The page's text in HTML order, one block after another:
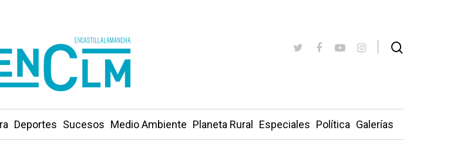
Deportes Sucesos Medio Ambiente Planeta Rural Especiales Política Galerías